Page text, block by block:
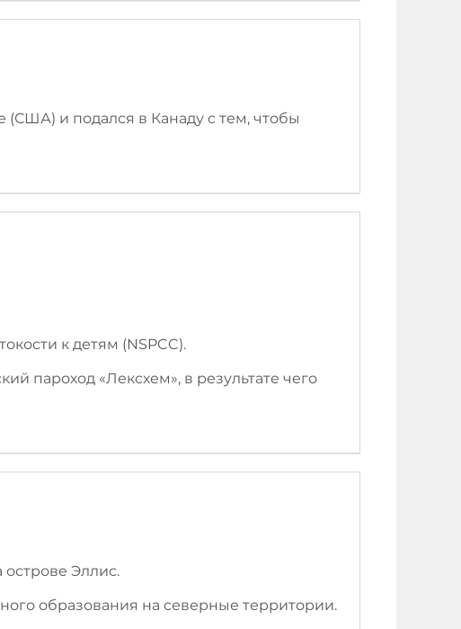
(США) и подался в Канаду с тем, чтобы
к детям (NSPCC).
пароход «Лексхем», в результате чего
Эллис.
образования на северные территории.